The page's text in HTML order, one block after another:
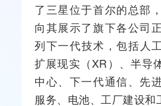
了三星位于首尔的总部
向其展示了旗下各公司
列下一代技术，包括 人
扩展现实（XR ）、半导
中心、下一代通信、先
服务、电池、工厂建设和